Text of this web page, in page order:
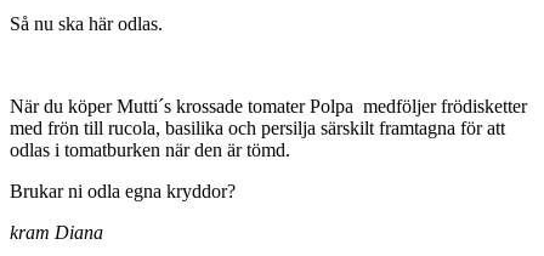
Så nu ska här odlas.
När du köper Mutti´s krossade tomater Polpa medföljer frödisketter
med frön till rucola, basilika och persilja särskilt framtagna för att
odlas i tomatburken när den är tömd.
Brukar ni odla egna kryddor?
kram Diana